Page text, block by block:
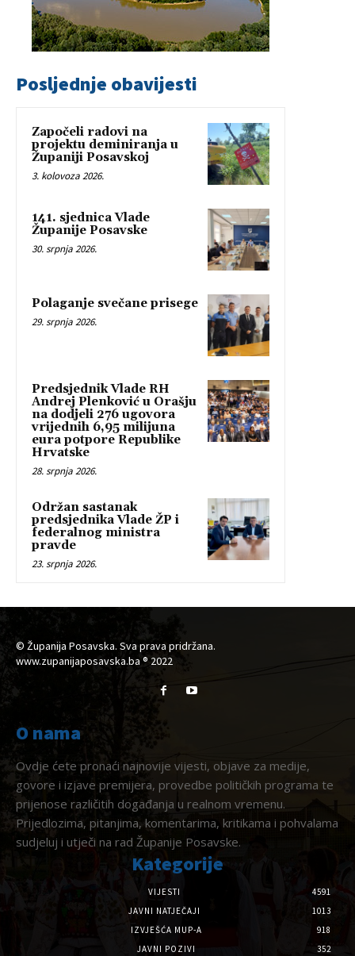
Posljednje obavijesti
Započeli radovi na
projektu deminiranja u
Županiji Posavskoj
3. kolovoza 2026.
141. sjednica Vlade
Županije Posavske
30. srpnja 2026.
Polaganje svečane prisege
29. srpnja 2026.
Predsjednik Vlade RH
Andrej Plenković u Orašju
na dodjeli 276 ugovora
vrijednih 6,95 milijuna
eura potpore Republike
Hrvatske
28. srpnja 2026.
Održan sastanak
predsjednika Vlade ŽP i
federalnog ministra
pravde
23. srpnja 2026.
© Županija Posavska. Sva prava pridržana.
www.zupanijaposavska.ba ® 2022
O nama
Ovdje ćete pronaći najnovije vijesti, objave za medije,
govore i izjave premijera, provedbe političkih programa te
prijenose različitih događanja u realnom vremenu.
Prijedlozima, pitanjima, komentarima, kritikama i pohvalama
sudjeluj i utječi na rad Županije Posavske.
Kategorije
VIJESTI
4591
JAVNI NATJEČAJI
1013
IZVJEŠĆA MUP-A
918
JAVNI POZIVI
352